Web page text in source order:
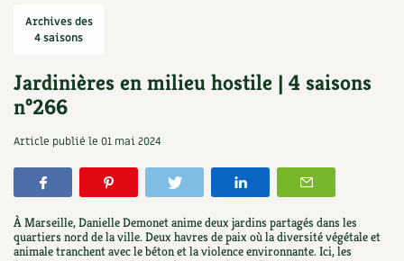
Permaculture, Jardin bio
Techniques de jardinage
Verger, arbres
Aménagement jardin
Les 4 saisons
Se réabonner
Offrir un abonnement
Les numéros
4 saisons
Graines, semences
Aromatiques
Florales
Cartes cadeau
Découvrir le Centre
Visiter en famille, entre amis
Jardin bio
Parole libre
Archives des
4 saisons
Jardinières en milieu hostile | 4 saisons
n°266
Article publié le 01 mai 2024
À Marseille, Danielle Demonet anime deux jardins partagés dans les
quartiers nord de la ville. Deux havres de paix où la diversité végétale et
animale tranchent avec le béton et la violence environnante. Ici, les
tisanes qui soignent
9,90
+ AJOUTER